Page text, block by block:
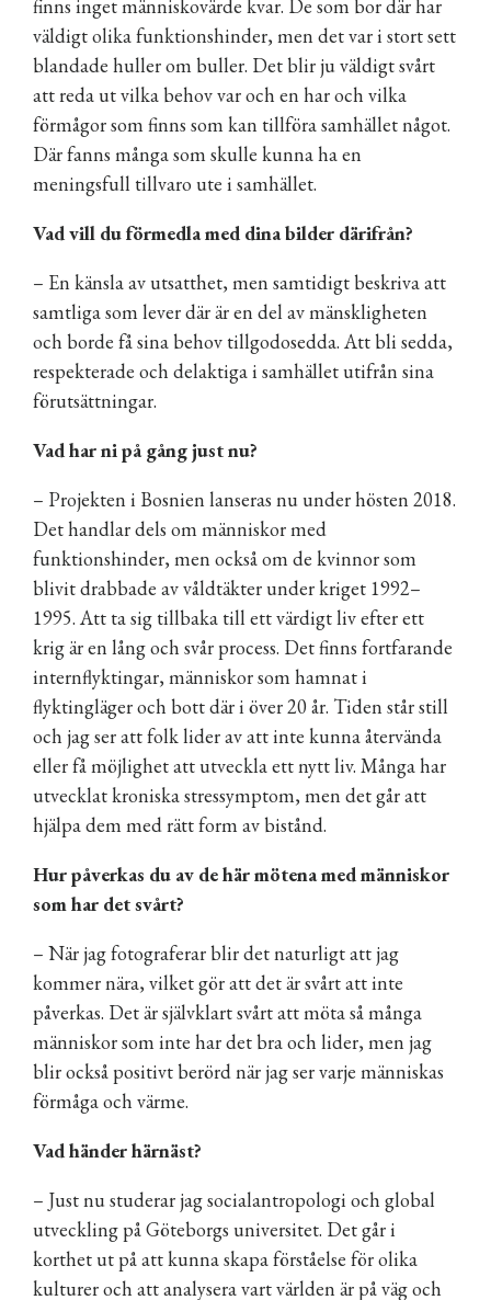
finns inget människovärde kvar. De som bor där har
väldigt olika funktionshinder, men det var i stort sett
blandade huller om buller. Det blir ju väldigt svårt
att reda ut vilka behov var och en har och vilka
förmågor som finns som kan tillföra samhället något.
Där fanns många som skulle kunna ha en
meningsfull tillvaro ute i samhället.
Vad vill du förmedla med dina bilder därifrån?
– En känsla av utsatthet, men samtidigt beskriva att
samtliga som lever där är en del av mänskligheten
och borde få sina behov tillgodosedda. Att bli sedda,
respekterade och delaktiga i samhället utifrån sina
förutsättningar.
Vad har ni på gång just nu?
– Projekten i Bosnien lanseras nu under hösten 2018.
Det handlar dels om människor med
funktionshinder, men också om de kvinnor som
blivit drabbade av våldtäkter under kriget 1992–
1995. Att ta sig tillbaka till ett värdigt liv efter ett
krig är en lång och svår process. Det finns fortfarande
internflyktingar, människor som hamnat i
flyktingläger och bott där i över 20 år. Tiden står still
och jag ser att folk lider av att inte kunna återvända
eller få möjlighet att utveckla ett nytt liv. Många har
utvecklat kroniska stressymptom, men det går att
hjälpa dem med rätt form av bistånd.
Hur påverkas du av de här mötena med människor
som har det svårt?
– När jag fotograferar blir det naturligt att jag
kommer nära, vilket gör att det är svårt att inte
påverkas. Det är självklart svårt att möta så många
människor som inte har det bra och lider, men jag
blir också positivt berörd när jag ser varje människas
förmåga och värme.
Vad händer härnäst?
– Just nu studerar jag socialantropologi och global
utveckling på Göteborgs universitet. Det går i
korthet ut på att kunna skapa förståelse för olika
kulturer och att analysera vart världen är på väg och